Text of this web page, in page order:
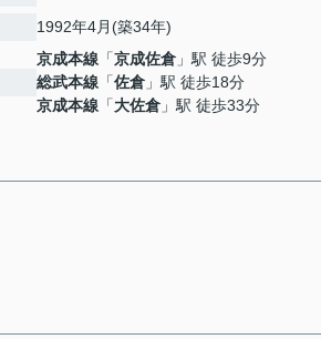
1992年4月(築34年)
京成本線 「京成佐倉 」駅 徒歩9分
総武本線 「佐倉 」駅 徒歩18分
京成本線 「大佐倉 」駅 徒歩33分